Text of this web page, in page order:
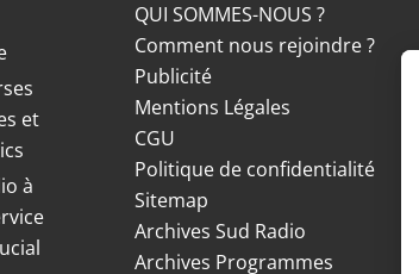
et
à
QUI SOMMES-NOUS ?
Comment nous rejoindre ?
Publicité
Mentions Légales
CGU
Politique de confidentialité
Sitemap
Archives Sud Radio
Archives Programmes